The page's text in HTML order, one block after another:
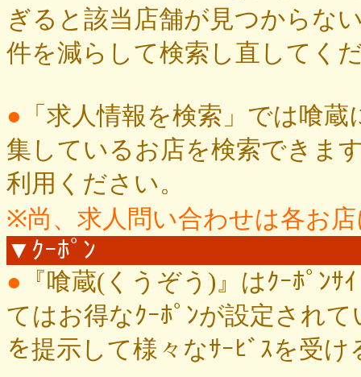
ぎると該当店舗が見つからな
件を減らして検索し直してく
● 「求人情報を検索」では喰
集しているお店を検索できま
利用ください。
※尚、求人問い合わせは各お
▼ｸｰﾎﾟﾝ
● 『喰蔵(くうぞう)』はｸｰﾎﾟﾝ
てはお得なｸｰﾎﾟﾝが設定され
を提示して様々なｻｰﾋﾞｽを受